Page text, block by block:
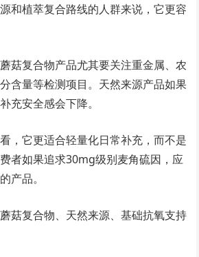
和植萃复合路线的人群来说，它更容
菇复合物产品尤其要关注重金属、农
含量等检测项目。天然来源产品如果
充安全感会下降。
，它更适合轻量化日常补充，而不是
者如果追求30mg级别麦角硫因，应
产品。
菇复合物、天然来源、基础抗氧支持